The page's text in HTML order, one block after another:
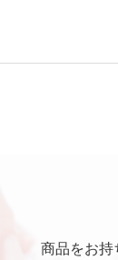
商品をお持